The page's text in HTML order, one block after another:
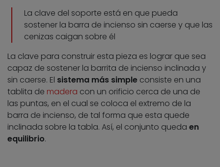
La clave del soporte está en que pueda
sostener la barra de incienso sin caerse y que las
cenizas caigan sobre él
La clave para construir esta pieza es lograr que sea
capaz de sostener la barrita de incienso inclinada y
sin caerse. El sistema más simple consiste en una
tablita de madera con un orificio cerca de una de
las puntas, en el cual se coloca el extremo de la
barra de incienso, de tal forma que esta quede
inclinada sobre la tabla. Así, el conjunto queda en
equilibrio.